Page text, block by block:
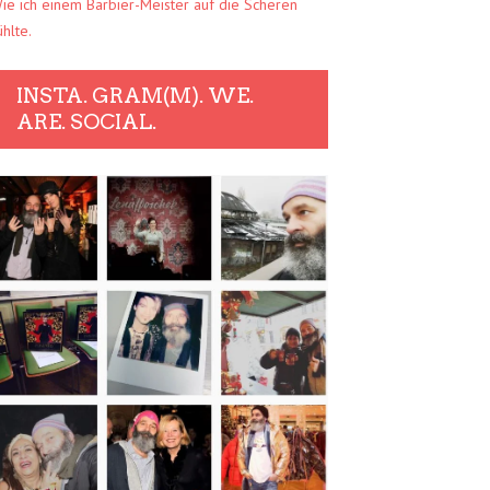
ich einem Barbier-Meister auf die Scheren
INSTA. GRAM(M). WE.
ARE. SOCIAL.